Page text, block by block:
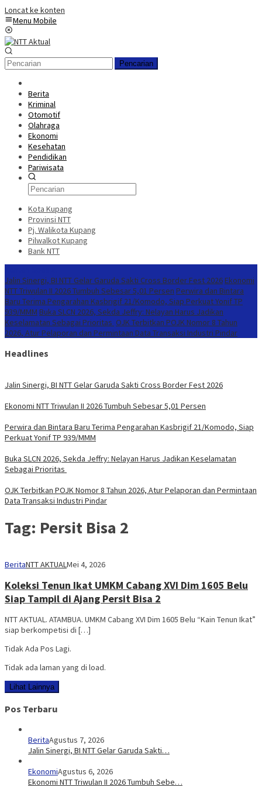
Loncat ke konten
Menu Mobile
Pencarian
Berita
Kriminal
Otomotif
Olahraga
Ekonomi
Kesehatan
Pendidikan
Pariwisata
Kota Kupang
Provinsi NTT
Pj. Walikota Kupang
Pilwalkot Kupang
Bank NTT
Jalin Sinergi, BI NTT Gelar Garuda Sakti Cross Border Fest 2026 Ekonomi
NTT Triwulan II 2026 Tumbuh Sebesar 5,01 Persen Perwira dan Bintara
Baru Terima Pengarahan Kasbrigif 21/Komodo, Siap Perkuat Yonif TP
939/MMM Buka SLCN 2026, Sekda Jeffry: Nelayan Harus Jadikan
Keselamatan Sebagai Prioritas OJK Terbitkan POJK Nomor 8 Tahun
2026, Atur Pelaporan dan Permintaan Data Transaksi Industri Pindar
Headlines
Jalin Sinergi, BI NTT Gelar Garuda Sakti Cross Border Fest 2026
Ekonomi NTT Triwulan II 2026 Tumbuh Sebesar 5,01 Persen
Perwira dan Bintara Baru Terima Pengarahan Kasbrigif 21/Komodo, Siap
Perkuat Yonif TP 939/MMM
Buka SLCN 2026, Sekda Jeffry: Nelayan Harus Jadikan Keselamatan
Sebagai Prioritas
OJK Terbitkan POJK Nomor 8 Tahun 2026, Atur Pelaporan dan Permintaan
Data Transaksi Industri Pindar
Tag: Persit Bisa 2
BeritaNTT AKTUALMei 4, 2026
Koleksi Tenun Ikat UMKM Cabang XVI Dim 1605 Belu
Siap Tampil di Ajang Persit Bisa 2
NTT AKTUAL. ATAMBUA. UMKM Cabang XVI Dim 1605 Belu “Kain Tenun Ikat”
siap berkompetisi di […]
Tidak Ada Pos Lagi.
Tidak ada laman yang di load.
Lihat Lainnya
Pos Terbaru
BeritaAgustus 7, 2026
Jalin Sinergi, BI NTT Gelar Garuda Sakti…
EkonomiAgustus 6, 2026
Ekonomi NTT Triwulan II 2026 Tumbuh Sebe…